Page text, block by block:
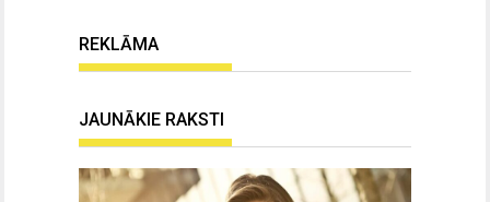
REKLĀMA
JAUNĀKIE RAKSTI